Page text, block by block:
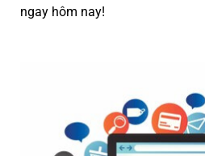
ngay hôm nay!